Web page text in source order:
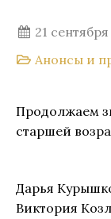
21
Анонсы и
Продолжаем
старшей
Дарья
Виктория